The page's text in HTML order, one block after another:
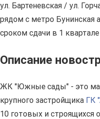
ул. Бартеневская / ул.
рядом с метро Бунинская
сроком сдачи в 1
Описание
ЖК "Южные сады" - это
крупного застройщика ГК
10 готовых и строящихся